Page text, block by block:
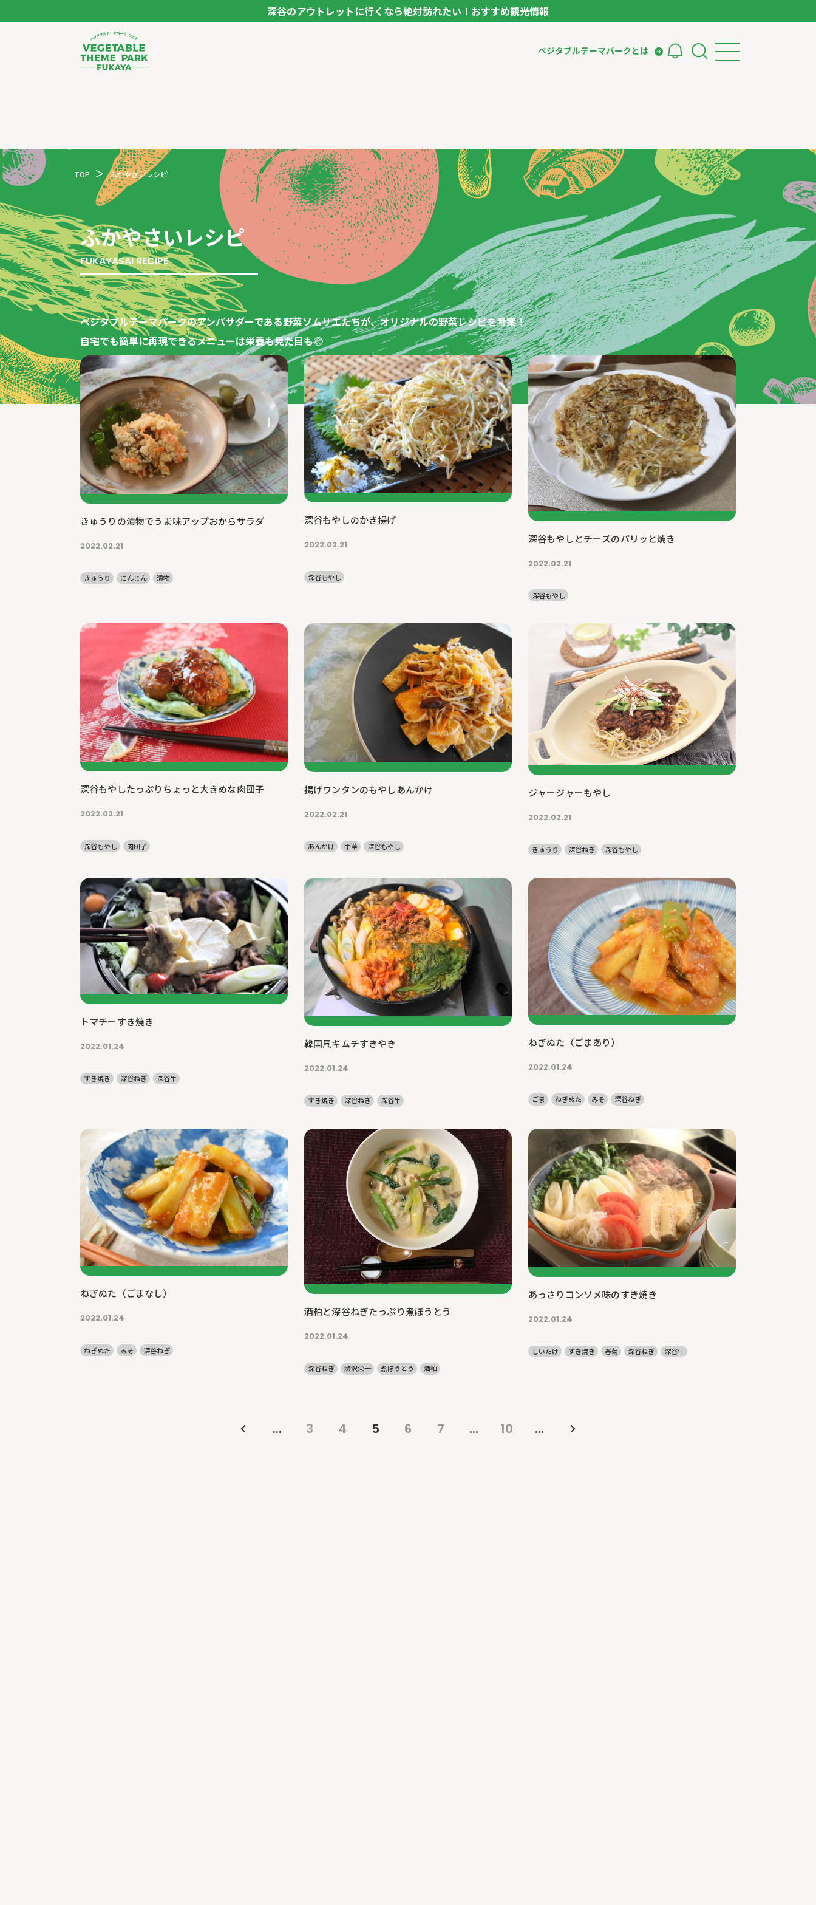
深谷のアウトレットに行くなら絶対訪れたい！おすすめ観光情報
ベジタブルテーマパークとは
スポット
体験
特集記事
お役立ち情報
レシピ集
TOP ふかやさいレシピ
ふかやさいレシピ
FUKAYASAI RECIPE
ベジタブルテーマパークのアンバサダーである野菜ソムリエたちが、オリジナルの野菜レシピを考案！
自宅でも簡単に再現できるメニューは栄養も見た目も◎
きゅうりの漬物でうま味アップおからサラダ
2022.02.21
きゅうり にんじん 漬物
深谷もやしのかき揚げ
2022.02.21
深谷もやし
深谷もやしとチーズのパリッと焼き
2022.02.21
深谷もやし
深谷もやしたっぷりちょっと大きめな肉団子
2022.02.21
深谷もやし 肉団子
揚げワンタンのもやしあんかけ
2022.02.21
あんかけ 中華 深谷もやし
ジャージャーもやし
2022.02.21
きゅうり 深谷ねぎ 深谷もやし
トマチーすき焼き
2022.01.24
すき焼き 深谷ねぎ 深谷牛
韓国風キムチすきやき
2022.01.24
すき焼き 深谷ねぎ 深谷牛
ねぎぬた（ごまあり）
2022.01.24
ごま ねぎぬた みそ 深谷ねぎ
ねぎぬた（ごまなし）
2022.01.24
ねぎぬた みそ 深谷ねぎ
酒粕と深谷ねぎたっぷり煮ぼうとう
2022.01.24
深谷ねぎ 渋沢栄一 煮ぼうとう 酒粕
あっさりコンソメ味のすき焼き
2022.01.24
しいたけ すき焼き 春菊 深谷ねぎ 深谷牛
... 3 4 5 6 7 ... 10 ...